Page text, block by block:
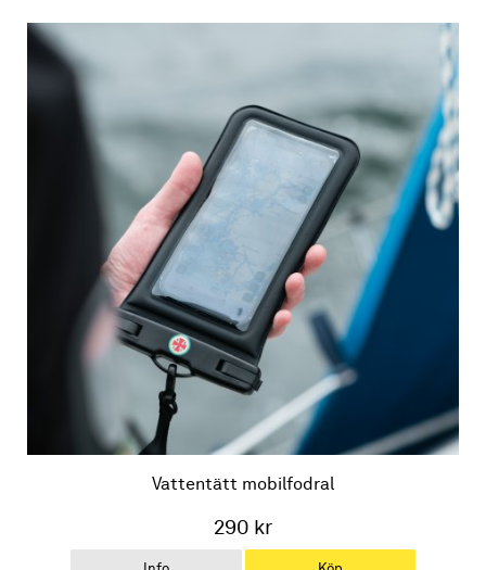
Vattentätt mobilfodral
290 kr